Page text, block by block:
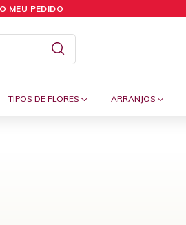
MEU PEDIDO
TIPOS DE FLORES ARRANJOS